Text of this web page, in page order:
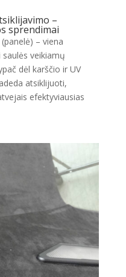
–
sprendimai
– viena
veikiamų
dėl karščio ir UV
atsiklijuoti,
efektyviausias